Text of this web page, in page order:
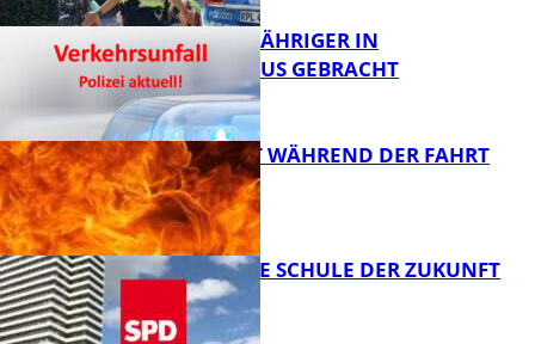
FB News
UNFALL: 58-JÄHRIGER IN
KRANKENHAUS GEBRACHT
FB News
AUTO FÄNGT WÄHREND DER FAHRT
FEUER
WIE SIEHT DIE SCHULE DER ZUKUNFT
AUS?